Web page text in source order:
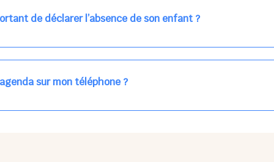
de déclarer l’absence de son enfant ?
enfants à accueillir, et ajuster les plannings au mieux.
car les repas sont commandés à l’avance.
sur mon téléphone ?
sur l'App Store ni Google Play car il s'agit d'une Web App,